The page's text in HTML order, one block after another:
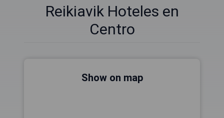
Reikiavik Hoteles en
Centro
Show on map